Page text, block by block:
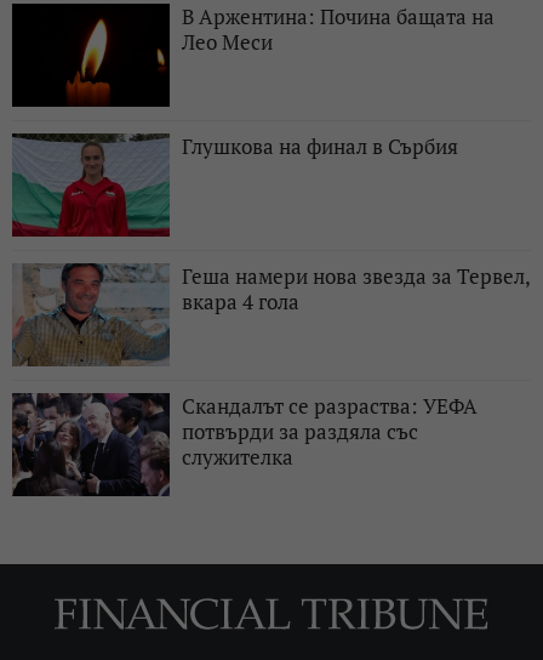
В Аржентина: Почина бащата на
Лео Меси
Глушкова на финал в Сърбия
Геша намери нова звезда за Тервел,
вкара 4 гола
Скандалът се разраства: УЕФА
потвърди за раздяла със
служителка